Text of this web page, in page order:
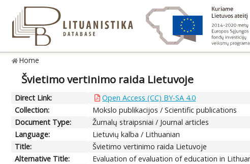
Home
Švietimo vertinimo raida Lietuvoje
Direct Link:
Open Access (CC) BY-SA 4.0
Collection:
Mokslo publikacijos / Scientific publications
Document Type:
Žurnalų straipsniai / Journal articles
Language:
Lietuvių kalba / Lithuanian
Title:
Švietimo vertinimo raida Lietuvoje
Alternative Title:
Evaluation of evaluation of education in